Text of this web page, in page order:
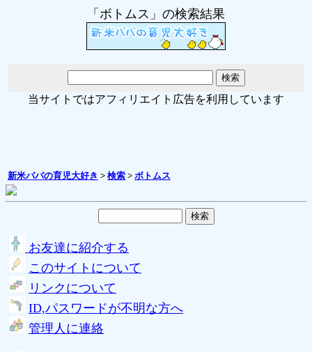
「ボトムス」の検索結果
当サイトではアフィリエイト広告を利用しています
新米パパの育児大好き > 検索 > ボトムス
お友達に紹介する
このサイトについて
リンクについて
ID,パスワードが不明な方へ
管理人に連絡